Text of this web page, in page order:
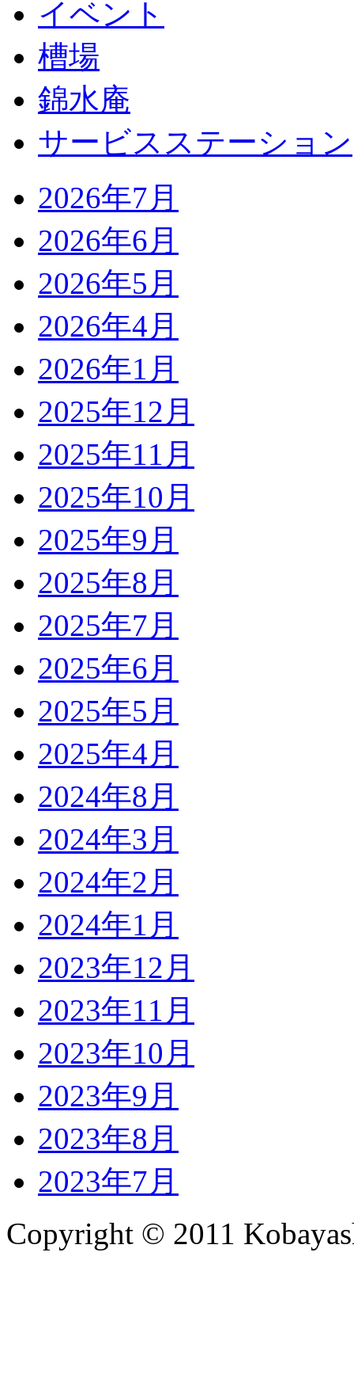
イベント
槽場
錦水庵
サービスステーション
2026年7月
2026年6月
2026年5月
2026年4月
2026年1月
2025年12月
2025年11月
2025年10月
2025年9月
2025年8月
2025年7月
2025年6月
2025年5月
2025年4月
2024年8月
2024年3月
2024年2月
2024年1月
2023年12月
2023年11月
2023年10月
2023年9月
2023年8月
2023年7月
Copyright © 2011